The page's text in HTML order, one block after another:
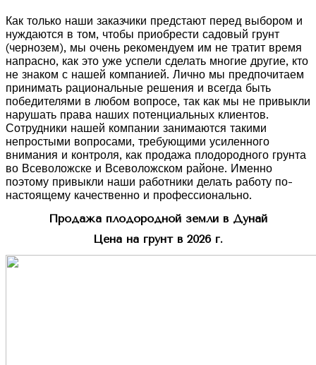
Как только наши заказчики предстают перед выбором и
нуждаются в том, чтобы приобрести садовый грунт
(чернозем), мы очень рекомендуем им не тратит время
напрасно, как это уже успели сделать многие другие, кто
не знаком с нашей компанией. Лично мы предпочитаем
принимать рациональные решения и всегда быть
победителями в любом вопросе, так как мы не привыкли
нарушать права наших потенциальных клиентов.
Сотрудники нашей компании занимаются такими
непростыми вопросами, требующими усиленного
внимания и контроля, как продажа плодородного грунта
во Всеволожске и Всеволожском районе. Именно
поэтому привыкли наши работники делать работу по-
настоящему качественно и профессионально.
Продажа плодородной земли в Дунай
Цена на грунт в 2026 г.